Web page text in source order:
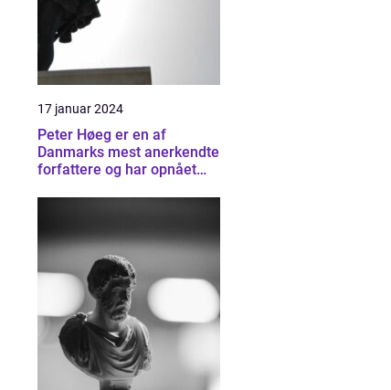
17 januar 2024
Peter Høeg er en af
Danmarks mest anerkendte
forfattere og har opnået